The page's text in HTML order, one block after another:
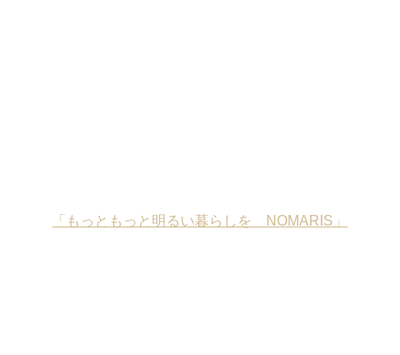
「もっともっと明るい暮らしを NOMARIS」